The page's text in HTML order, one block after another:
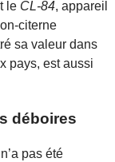
le CL-84, appareil
citerne
sa valeur dans
pays, est aussi
déboires
pas été